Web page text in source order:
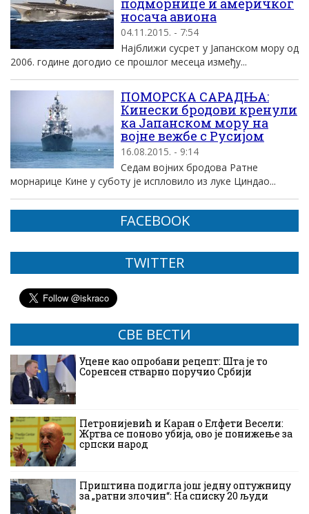
подморнице и америчког
носача авиона
04.11.2015. - 7:54
Најближи сусрет у Јапанском мору од
2006. године догодио се прошлог месеца између...
ПОМОРСКА САРАДЊА:
Кинески бродови кренули
ка Јапанском мору на
војне вежбе с Русијом
16.08.2015. - 9:14
Седам војних бродова Ратне
морнарице Кине у суботу је испловило из луке Циндао...
FACEBOOK
TWITTER
СВЕ ВЕСТИ
Уцене као опробани рецепт: Шта је то
Соренсен стварно поручио Србији
Петронијевић и Каран о Елфети Весели:
Жртва се поново убија, ово је понижење за
српски народ
Приштина подигла још једну оптужницу
за „ратни злочин“: На списку 20 људи